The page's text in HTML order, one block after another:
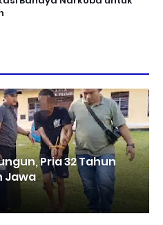
Pria 32 Tahun
Jawa